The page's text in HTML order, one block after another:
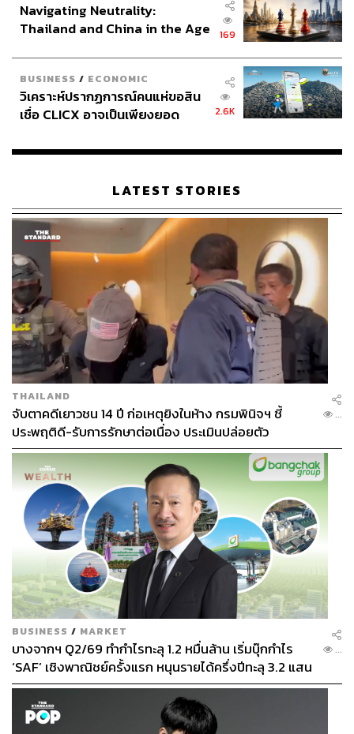
Navigating Neutrality:
Thailand and China in the Age
169
BUSINESS / ECONOMIC
วิเคราะห์ปรากฏการณ์คนแห่ขอสิน
เชื่อ CLICX อาจเป็นเพียงยอด
เรือนไทยที่ถูกซุกไว้
2.6K
LATEST STORIES
THAILAND
จับตาคดีเยาวชน 14 ปี ก่อเหตุยิงในห้าง กรมพินิจฯ ชี้
ประพฤติดี-รับการรักษาต่อเนื่อง ประเมินปล่อยตัว
...
BUSINESS / MARKET
บางจากฯ Q2/69 ทำกำไรทะลุ 1.2 หมื่นล้าน เริ่มบุ๊กกำไร
‘SAF’ เชิงพาณิชย์ครั้งแรก หนุนรายได้ครึ่งปีทะลุ 3.2 แสน
ล้าน
...